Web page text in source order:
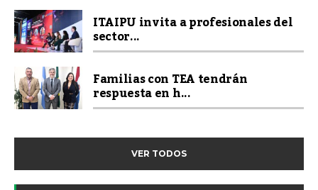
ITAIPU invita a profesionales del
sector...
Familias con TEA tendrán
respuesta en h...
VER TODOS